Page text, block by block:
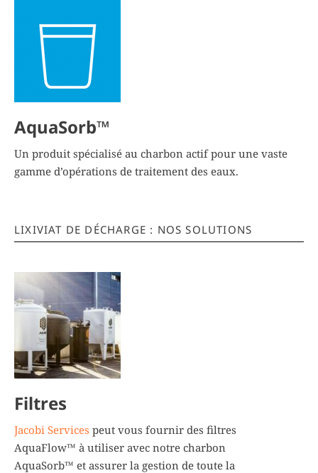
AquaSorb™
Un produit spécialisé au charbon actif pour une vaste
gamme d’opérations de traitement des eaux.
LIXIVIAT DE DÉCHARGE : NOS SOLUTIONS
Filtres
Jacobi Services peut vous fournir des filtres
AquaFlow™ à utiliser avec notre charbon
AquaSorb™ et assurer la gestion de toute la